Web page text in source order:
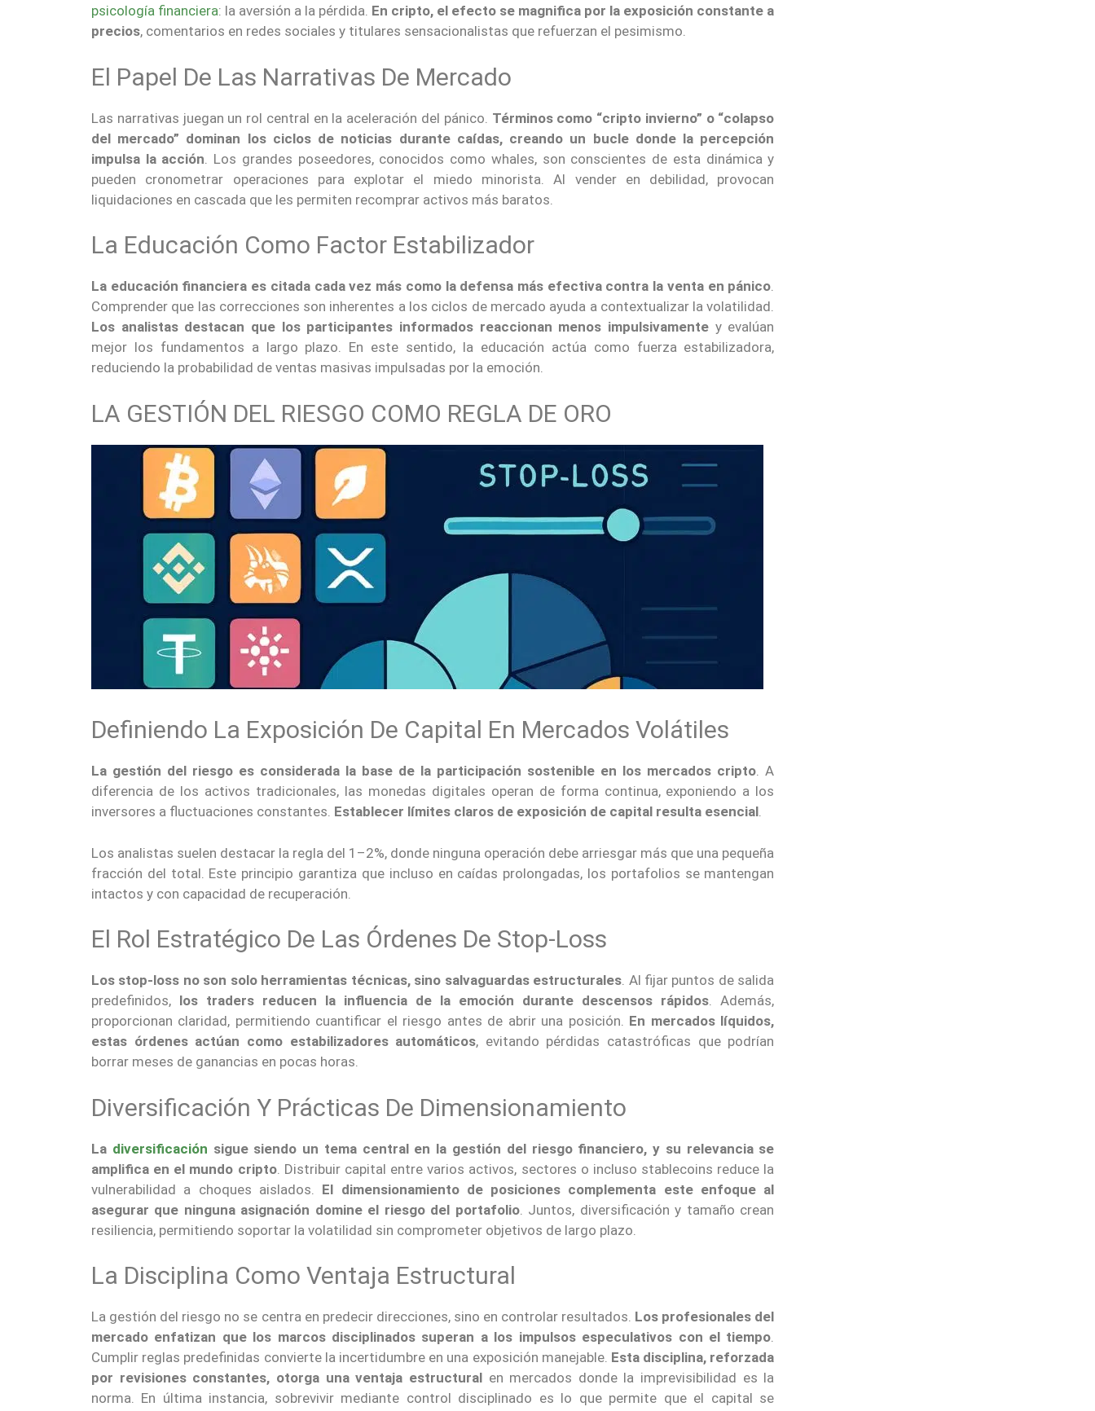
psicología financiera: la aversión a la pérdida. En cripto, el efecto se magnifica por la exposición constante a
precios, comentarios en redes sociales y titulares sensacionalistas que refuerzan el pesimismo.
El Papel De Las Narrativas De Mercado
Las narrativas juegan un rol central en la aceleración del pánico. Términos como “cripto invierno” o “colapso
del mercado” dominan los ciclos de noticias durante caídas, creando un bucle donde la percepción
impulsa la acción . Los grandes poseedores, conocidos como whales, son conscientes de esta dinámica y
pueden cronometrar operaciones para explotar el miedo minorista. Al vender en debilidad, provocan
liquidaciones en cascada que les permiten recomprar activos más baratos.
La Educación Como Factor Estabilizador
La educación financiera es citada cada vez más como la defensa más efectiva contra la venta en pánico.
Comprender que las correcciones son inherentes a los ciclos de mercado ayuda a contextualizar la volatilidad.
Los analistas destacan que los participantes informados reaccionan menos impulsivamente y evalúan
mejor los fundamentos a largo plazo. En este sentido, la educación actúa como fuerza estabilizadora,
reduciendo la probabilidad de ventas masivas impulsadas por la emoción.
LA GESTIÓN DEL RIESGO COMO REGLA DE ORO
Definiendo La Exposición De Capital En Mercados Volátiles
La gestión del riesgo es considerada la base de la participación sostenible en los mercados cripto. A
diferencia de los activos tradicionales, las monedas digitales operan de forma continua, exponiendo a los
inversores a fluctuaciones constantes. Establecer límites claros de exposición de capital resulta esencial.
Los analistas suelen destacar la regla del 1–2%, donde ninguna operación debe arriesgar más que una pequeña
fracción del total. Este principio garantiza que incluso en caídas prolongadas, los portafolios se mantengan
intactos y con capacidad de recuperación.
El Rol Estratégico De Las Órdenes De Stop-Loss
Los stop-loss no son solo herramientas técnicas, sino salvaguardas estructurales. Al fijar puntos de salida
predefinidos, los traders reducen la influencia de la emoción durante descensos rápidos. Además,
proporcionan claridad, permitiendo cuantificar el riesgo antes de abrir una posición. En mercados líquidos,
estas órdenes actúan como estabilizadores automáticos, evitando pérdidas catastróficas que podrían
borrar meses de ganancias en pocas horas.
Diversificación Y Prácticas De Dimensionamiento
La diversificación sigue siendo un tema central en la gestión del riesgo financiero, y su relevancia se
amplifica en el mundo cripto. Distribuir capital entre varios activos, sectores o incluso stablecoins reduce la
vulnerabilidad a choques aislados. El dimensionamiento de posiciones complementa este enfoque al
asegurar que ninguna asignación domine el riesgo del portafolio. Juntos, diversificación y tamaño crean
resiliencia, permitiendo soportar la volatilidad sin comprometer objetivos de largo plazo.
La Disciplina Como Ventaja Estructural
La gestión del riesgo no se centra en predecir direcciones, sino en controlar resultados. Los profesionales del
mercado enfatizan que los marcos disciplinados superan a los impulsos especulativos con el tiempo.
Cumplir reglas predefinidas convierte la incertidumbre en una exposición manejable. Esta disciplina, reforzada
por revisiones constantes, otorga una ventaja estructuralen mercados donde la imprevisibilidad es la
norma. En última instancia, sobrevivir mediante control disciplinado es lo que permite que el capital se